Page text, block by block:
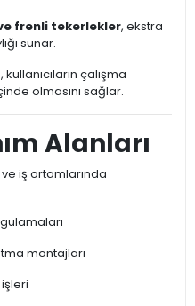
frenli tekerlekler, ekstra
sunar.
çalışma
olmasını sağlar.
Alanları
iş ortamlarında
montajları